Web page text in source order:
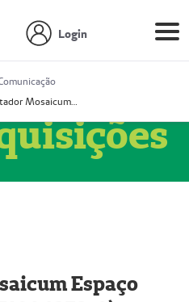
Login
Prestador Mosaicum Espaço Clínico Ltda (51004352-0)
Espaço